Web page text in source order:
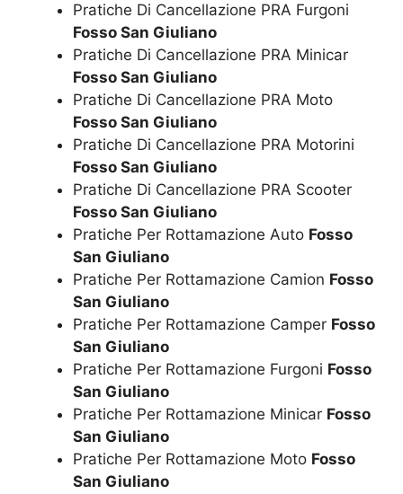
Pratiche Di Cancellazione PRA Furgoni
Fosso San Giuliano
Pratiche Di Cancellazione PRA Minicar
Fosso San Giuliano
Pratiche Di Cancellazione PRA Moto
Fosso San Giuliano
Pratiche Di Cancellazione PRA Motorini
Fosso San Giuliano
Pratiche Di Cancellazione PRA Scooter
Fosso San Giuliano
Pratiche Per Rottamazione Auto Fosso
San Giuliano
Pratiche Per Rottamazione Camion Fosso
San Giuliano
Pratiche Per Rottamazione Camper Fosso
San Giuliano
Pratiche Per Rottamazione Furgoni Fosso
San Giuliano
Pratiche Per Rottamazione Minicar Fosso
San Giuliano
Pratiche Per Rottamazione Moto Fosso
San Giuliano